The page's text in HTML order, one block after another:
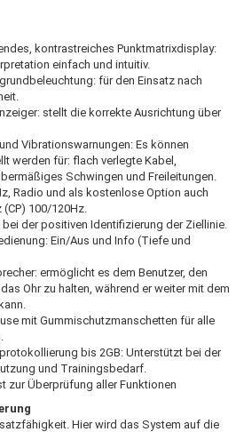
kontrastreiches Punktmatrixdisplay:
einfach und intuitiv.
für den Einsatz nach
stellt die korrekte Ausrichtung über
Vibrationswarnungen: Es können
werden für: flach verlegte Kabel,
Schwingen und Freileitungen.
Radio und als kostenlose Option auch
100/120Hz.
der positiven Identifizierung der Ziellinie.
Ein/Aus und Info (Tiefe und
ermöglicht es dem Benutzer, den
Ohr zu halten, während er weiter mit dem
mit Gummischutzmanschetten für alle
bis 2GB: Unterstützt bei der
und Trainingsbedarf.
zur Überprüfung aller Funktionen
Hier wird das System auf die